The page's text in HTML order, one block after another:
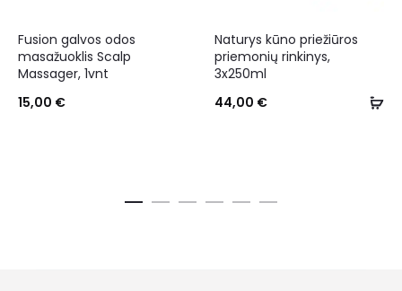
Fusion galvos odos
masažuoklis Scalp
Massager, 1vnt
15,00 €
Naturys kūno priežiūros
priemonių rinkinys,
3x250ml
44,00 €